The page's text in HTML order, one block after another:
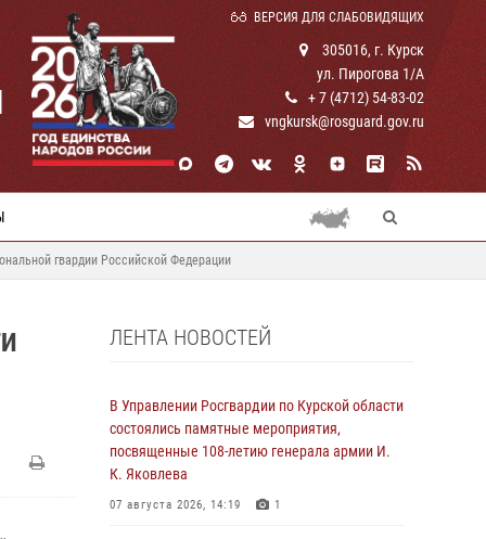
ВЕРСИЯ ДЛЯ СЛАБОВИДЯЩИХ
305016, г. Курск
ул. Пирогова 1/А
+ 7 (4712) 54-83-02
vngkursk@rosguard.gov.ru
гвардии Российской Федерации
ЛЕНТА НОВОСТЕЙ
В Управлении Росгвардии по Курской области
состоялись памятные мероприятия,
посвященные 108-летию генерала армии И.
К. Яковлева
07 августа 2026, 14:19 1